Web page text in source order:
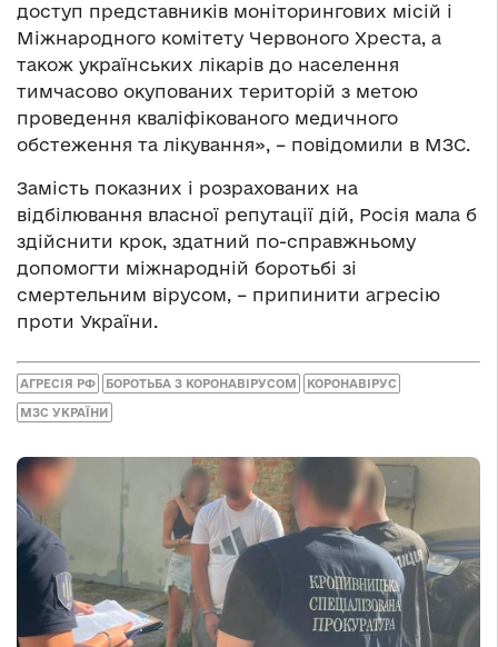
доступ представників моніторингових місій і
Міжнародного комітету Червоного Хреста, а
також українських лікарів до населення
тимчасово окупованих територій з метою
проведення кваліфікованого медичного
обстеження та лікування», – повідомили в МЗС.
Замість показних і розрахованих на
відбілювання власної репутації дій, Росія мала б
здійснити крок, здатний по-справжньому
допомогти міжнародній боротьбі зі
смертельним вірусом, – припинити агресію
проти України.
АГРЕСІЯ РФ БОРОТЬБА З КОРОНАВІРУСОМ КОРОНАВІРУС
МЗС УКРАЇНИ